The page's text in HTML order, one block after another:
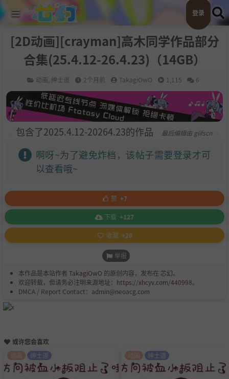
登录
[2D动画][crayman]高木同学作品部分
合集(25.4.12-26.4.23)（14GB）
动画 绅士道 2个月前 TakagiOwO 1,115 6
包含了2025.4.12-20264.23的作品 最后编辑由 giifscn
啊呀~为了避免炸档，该帖子需要登录才可
以查看哦~
赞 +7
下载 +127
收藏 +26
举报
本作品是本站作者 TakagiOwO 的原创内容，发布在 芯幻。
欢迎转载，但请务必注明来源地址： https://xhcyv.com/440998。
DMCA / Report Contact：admin@neoacg.com
或许您会喜欢
动画 绅士道 动画 绅士道